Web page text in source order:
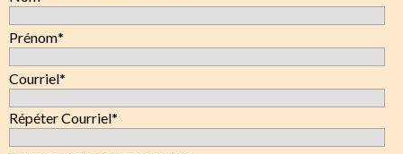
Prénom*
Courriel*
Répéter Courriel*